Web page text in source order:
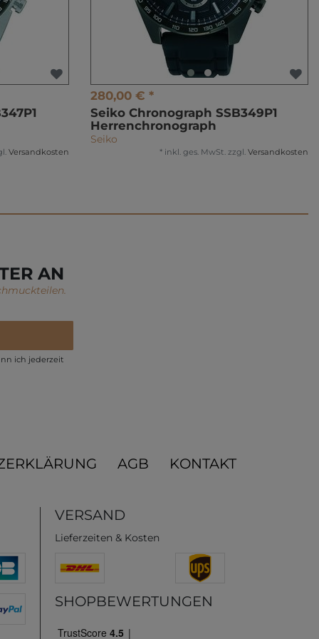
Versandkosten
280,00 € *
Seiko Chronograph SSB349P1
Herrenchronograph
Seiko
* inkl. ges. MwSt. zzgl. Versandkosten
AN
ich jederzeit
AGB KONTAKT
VERSAND
Lieferzeiten & Kosten
SHOPBEWERTUNGEN